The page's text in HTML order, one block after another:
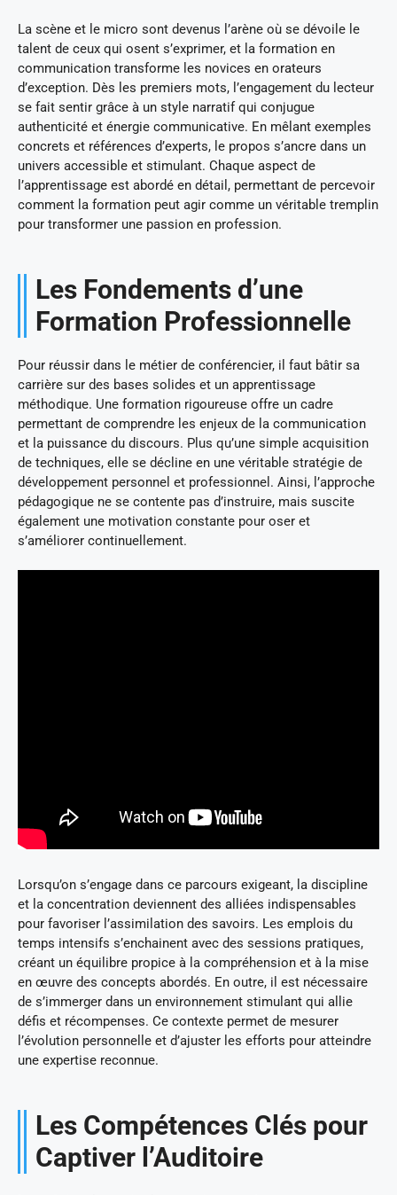
La scène et le micro sont devenus l’arène où se dévoile le
talent de ceux qui osent s’exprimer, et la formation en
communication transforme les novices en orateurs
d’exception. Dès les premiers mots, l’engagement du lecteur
se fait sentir grâce à un style narratif qui conjugue
authenticité et énergie communicative. En mêlant exemples
concrets et références d’experts, le propos s’ancre dans un
univers accessible et stimulant. Chaque aspect de
l’apprentissage est abordé en détail, permettant de percevoir
comment la formation peut agir comme un véritable tremplin
pour transformer une passion en profession.
Les Fondements d’une
Formation Professionnelle
Pour réussir dans le métier de conférencier, il faut bâtir sa
carrière sur des bases solides et un apprentissage
méthodique. Une formation rigoureuse offre un cadre
permettant de comprendre les enjeux de la communication
et la puissance du discours. Plus qu’une simple acquisition
de techniques, elle se décline en une véritable stratégie de
développement personnel et professionnel. Ainsi, l’approche
pédagogique ne se contente pas d’instruire, mais suscite
également une motivation constante pour oser et
s’améliorer continuellement.
Lorsqu’on s’engage dans ce parcours exigeant, la discipline
et la concentration deviennent des alliées indispensables
pour favoriser l’assimilation des savoirs. Les emplois du
temps intensifs s’enchainent avec des sessions pratiques,
créant un équilibre propice à la compréhension et à la mise
en œuvre des concepts abordés. En outre, il est nécessaire
de s’immerger dans un environnement stimulant qui allie
défis et récompenses. Ce contexte permet de mesurer
l’évolution personnelle et d’ajuster les efforts pour atteindre
une expertise reconnue.
Les Compétences Clés pour
Captiver l’Auditoire